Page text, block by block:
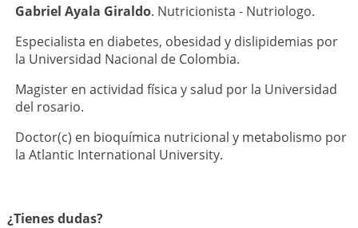
Gabriel Ayala Giraldo. Nutricionista - Nutriologo.
Especialista en diabetes, obesidad y dislipidemias por
la Universidad Nacional de Colombia.
Magister en actividad física y salud por la Universidad
del rosario.
Doctor(c) en bioquímica nutricional y metabolismo por
la Atlantic International University.
¿Tienes dudas?